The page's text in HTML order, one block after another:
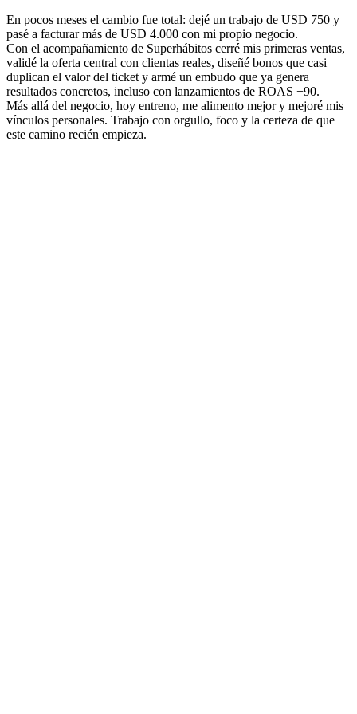
En pocos meses el cambio fue total: dejé un trabajo de USD 750 y
pasé a facturar más de USD 4.000 con mi propio negocio.
Con el acompañamiento de Superhábitos cerré mis primeras ventas,
validé la oferta central con clientas reales, diseñé bonos que casi
duplican el valor del ticket y armé un embudo que ya genera
resultados concretos, incluso con lanzamientos de ROAS +90.
Más allá del negocio, hoy entreno, me alimento mejor y mejoré mis
vínculos personales. Trabajo con orgullo, foco y la certeza de que
este camino recién empieza.